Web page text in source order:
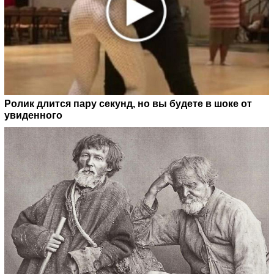
Ролик длится пару секунд, но вы будете в шоке от
увиденного